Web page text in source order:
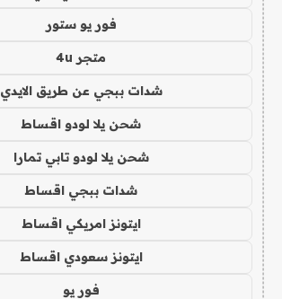
فور يو ستور
متجر 4u
شدات ببجي عن طريق الايدي
شحن يلا لودو اقساط
شحن يلا لودو تابي تمارا
شدات ببجي اقساط
ايتونز امريكي اقساط
ايتونز سعودي اقساط
فور يو